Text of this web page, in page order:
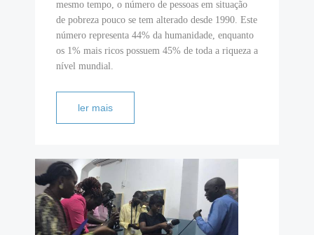
mesmo tempo, o número de pessoas em situação
de pobreza pouco se tem alterado desde 1990. Este
número representa 44% da humanidade, enquanto
os 1% mais ricos possuem 45% de toda a riqueza a
nível mundial.
ler mais